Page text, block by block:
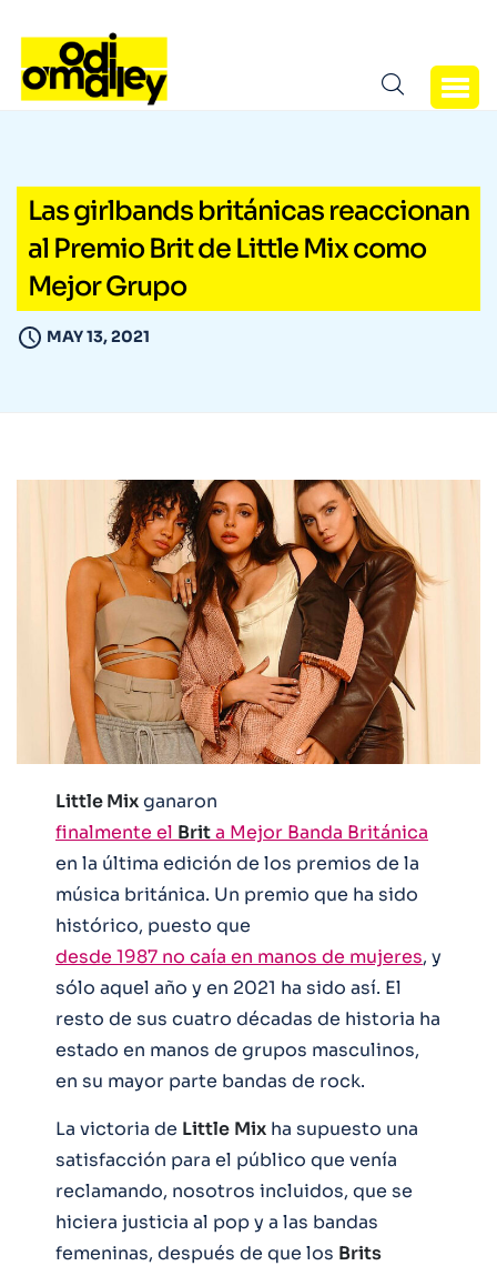
Las girlbands británicas reaccionan
al Premio Brit de Little Mix como
Mejor Grupo
MAY 13, 2021
Little Mixganaron
finalmente el Brita Mejor Banda Británica
en la última edición de los premios de la
música británica. Un premio que ha sido
histórico, puesto que
desde 1987 no caía en manos de mujeres, y
sólo aquel año y en 2021 ha sido así. El
resto de sus cuatro décadas de historia ha
estado en manos de grupos masculinos,
en su mayor parte bandas de rock.
La victoria de Little Mix ha supuesto una
satisfacción para el público que venía
reclamando, nosotros incluidos, que se
hiciera justicia al pop y a las bandas
femeninas, después de que los Brits